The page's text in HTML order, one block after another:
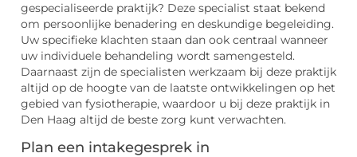
gespecialiseerde praktijk? Deze specialist staat bekend
om persoonlijke benadering en deskundige begeleiding.
Uw specifieke klachten staan dan ook centraal wanneer
uw individuele behandeling wordt samengesteld.
Daarnaast zijn de specialisten werkzaam bij deze praktijk
altijd op de hoogte van de laatste ontwikkelingen op het
gebied van fysiotherapie, waardoor u bij deze praktijk in
Den Haag altijd de beste zorg kunt verwachten.
Plan een intakegesprek in